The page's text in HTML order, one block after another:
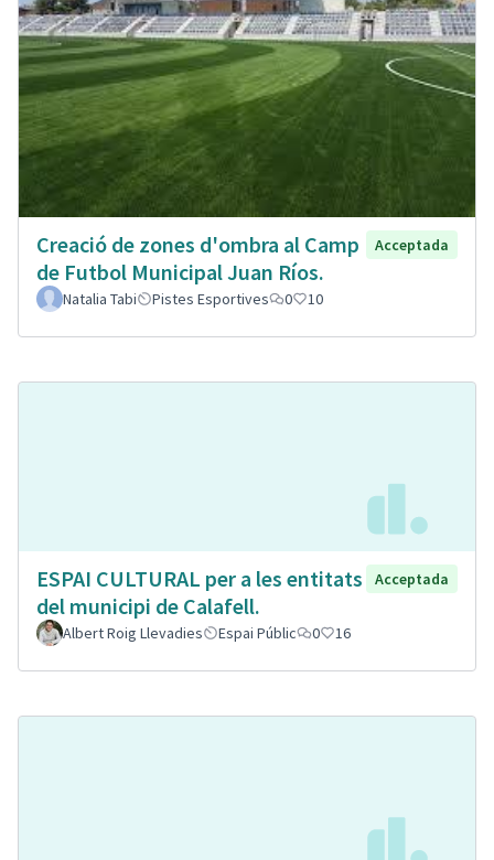
Creació de zones d'ombra al Camp
de Futbol Municipal Juan Ríos.
Acceptada
Natalia Tabi Pistes Esportives 0 10
ESPAI CULTURAL per a les entitats
del municipi de Calafell.
Acceptada
Albert Roig Llevadies Espai Públic 0 16